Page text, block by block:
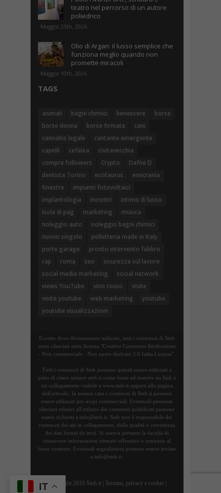
teatro nel percorso di un autore
poliedrico
Maggio 25th, 2026
Olio di Argan: il lusso semplice che
funziona meglio quando non
promette miracoli
Maggio 10th, 2026
TAGS
animali bagni chimici benessere
borse
borse donna
borse firmate
cani
cannabis legale
cantante emergente
capelli
cefalea
civitavecchia
compra followers
Crypto
Dafne D
dentista Torino
ecotaurus
emicrania
finestre
impianti fotovoltaici
implantologia
incontri
intimo di lusso
isola di pag
marketing
musica
noleggio auto
noleggio bagni chimici
nuovo singolo
pelletteria made in Italy
porte garage
pronto intervento fabbro
rap
roma seo
sicurezza sul lavoro
social media marketing
social network
views YouTube
vino rosso
visite
visite youtube
web marketing
youtube
youtube visualizzazioni
Eccetto dove diversamente indicato, tutti i contenuti di Steb
sono rilasciati sotto licenza "Creative Commons Attribuzione
- Non commerciale - Non opere derivate 3.0 Italia License".
Tutti i contenuti di Steb possono quindi essere utilizzati a
patto di citare sempre steb.it come fonte ed inserire un link o
un collegamento visibile a www.steb.it oppure alla pagina
dell'articolo. In nessun caso i contenuti di Steb.it possono
essere utilizzati per scopi commerciali. Eventuali permessi
ulteriori relativi all'utilizzo dei contenuti pubblicati possono
essere richiesti a info@steb.it. Steb non è responsabile dei
contenuti dei siti in collegamento, della qualità o correttezza
dei dati forniti da terzi. Si riserva pertanto la facoltà di
rimuovere informazioni ritenute offensive o contrarie al
buon costume. Eventuali segnalazioni possono essere inviate
a info@steb.it.
Copyright 2016 Steb.it | Termini, privacy e cookie|
IT